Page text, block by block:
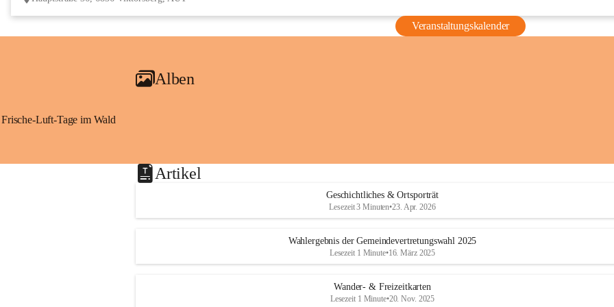
Veranstaltungskalender
Alben
Frische-Luft-Tage im Wald
Artikel
Geschichtliches & Ortsporträt
Lesezeit 3 Minuten•23. Apr. 2026
Wahlergebnis der Gemeindevertretungswahl 2025
Lesezeit 1 Minute•16. März 2025
Wander- & Freizeitkarten
Lesezeit 1 Minute•20. Nov. 2025